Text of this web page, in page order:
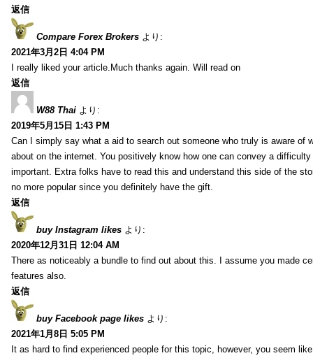
返信
Compare Forex Brokers より:
2021年3月2日 4:04 PM
I really liked your article.Much thanks again. Will read on
返信
W88 Thai より:
2019年5月15日 1:43 PM
Can I simply say what a aid to search out someone who truly is aware of
about on the internet. You positively know how one can convey a
important. Extra folks have to read this and understand this side of the
no more popular since you definitely have the gift.
返信
buy Instagram likes より:
2020年12月31日 12:04 AM
There as noticeably a bundle to find out about this. I assume you made
features also.
返信
buy Facebook page likes より:
2021年1月8日 5:05 PM
It as hard to find experienced people for this topic, however, you seem